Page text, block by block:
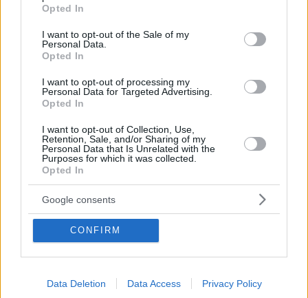
use your data for below specified purposes in below Google
consent section.
Opted In
I want to opt-out of the Sale of my
Personal Data.
Opted In
I want to opt-out of processing my
Personal Data for Targeted Advertising.
Opted In
I want to opt-out of Collection, Use,
Retention, Sale, and/or Sharing of my
Personal Data that Is Unrelated with the
Purposes for which it was collected.
Opted In
Google consents
CONFIRM
Data Deletion Data Access Privacy Policy
Είναι 80, λέει ότι έχει την ενέργεια 30άρη